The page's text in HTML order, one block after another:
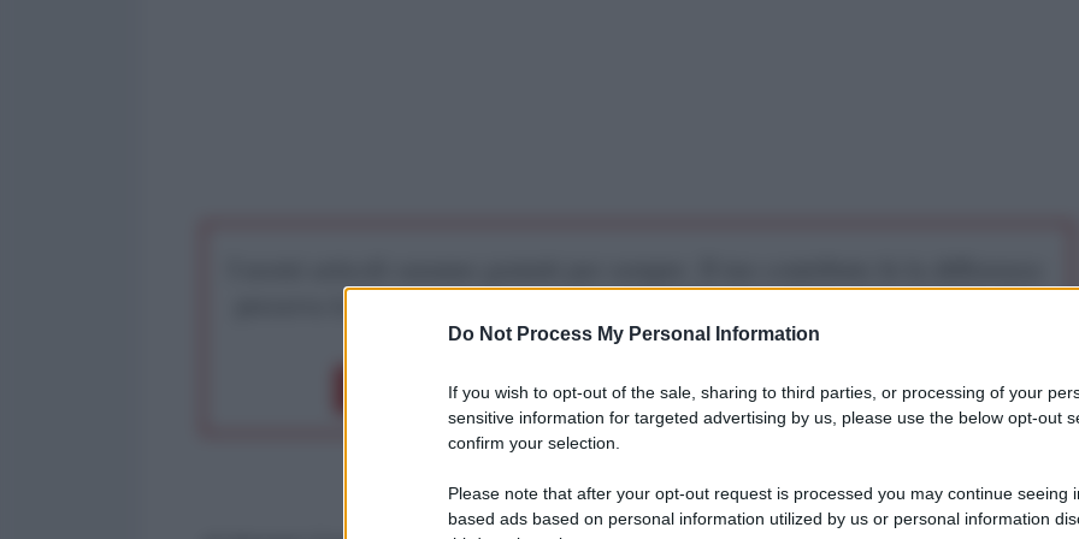
Do Not Process My Personal Information
If you wish to opt-out of the sale, sharing to third parties, or processing of your
sensitive information for targeted advertising by us, please use the below opt-out
confirm your selection.
Please note that after your opt-out request is processed you may continue seeing
based ads based on personal information utilized by us or personal information
preserva la libera informazione. L'ANTIDIPLOMATICO SEI ANCHE TU!
Dona 5€ Dona 15€ Scegli importo